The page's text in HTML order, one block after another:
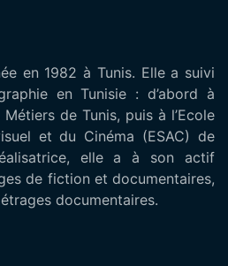
en 1982 à Tunis. Elle a suivi
en Tunisie : d’abord à
de Tunis, puis à l’Ecole
et du Cinéma (ESAC) de
elle a à son actif
de fiction et documentaires,
documentaires.